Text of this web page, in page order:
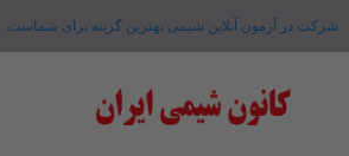
شرکت در آزمون آنلاین شیمی بهترین گزینه برای شماست .